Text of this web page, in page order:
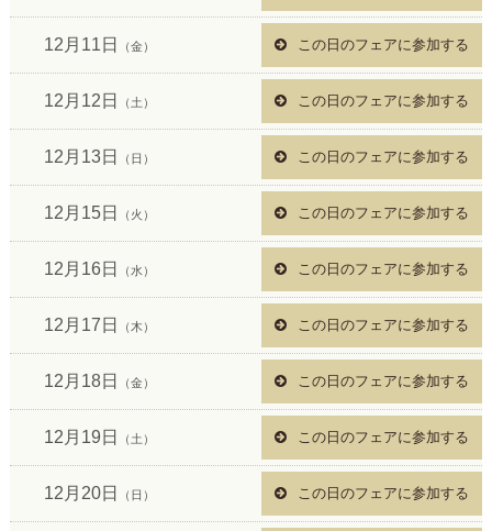
12月11日 （金） この日のフェアに参加する
12月12日 （土） この日のフェアに参加する
12月13日 （日） この日のフェアに参加する
12月15日 （火） この日のフェアに参加する
12月16日 （水） この日のフェアに参加する
12月17日 （木） この日のフェアに参加する
12月18日 （金） この日のフェアに参加する
12月19日 （土） この日のフェアに参加する
12月20日 （日） この日のフェアに参加する